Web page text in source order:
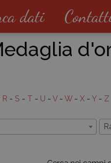
dati
R - S - T - U - V - W - X - Y - Z